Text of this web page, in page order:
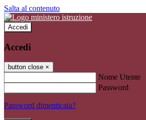
Salta al contenuto
Accedi
Accedi
button close ×
Nome Utente
Password
Password dimenticata?